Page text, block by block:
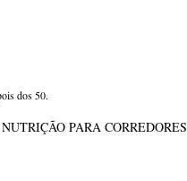
dos 50.
NUTRIÇÃO PARA CORREDORES